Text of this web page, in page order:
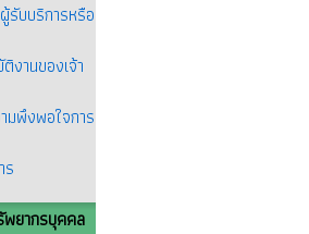
รับบริการหรือ
งานของเจ้า
มพึงพอใจการ
ยากรบุคคล